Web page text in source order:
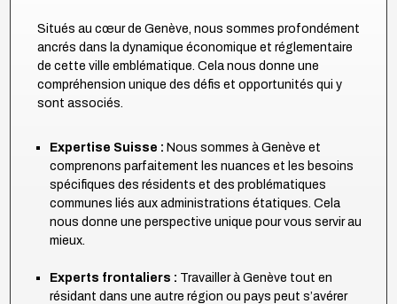
Situés au cœur de Genève, nous sommes profondément
ancrés dans la dynamique économique et réglementaire
de cette ville emblématique. Cela nous donne une
compréhension unique des défis et opportunités qui y
sont associés.
Expertise Suisse : Nous sommes à Genève et
comprenons parfaitement les nuances et les besoins
spécifiques des résidents et des problématiques
communes liés aux administrations étatiques. Cela
nous donne une perspective unique pour vous servir au
mieux.
Experts frontaliers : Travailler à Genève tout en
résidant dans une autre région ou pays peut s’avérer